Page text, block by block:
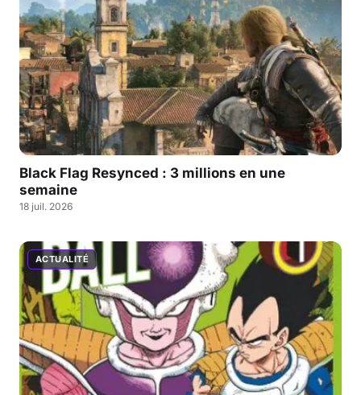
Black Flag Resynced : 3 millions en une
semaine
18 juil. 2026
ACTUALITÉ